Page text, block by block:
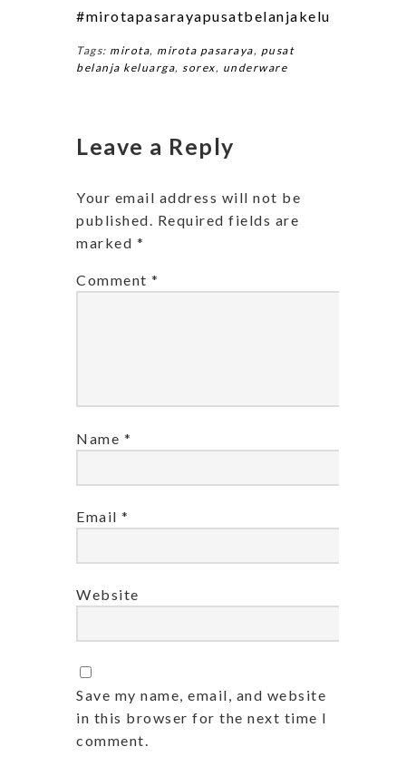
#mirotapasarayapusatbelanjakeluarga
Tags: mirota, mirota pasaraya, pusat
belanja keluarga, sorex, underware
Leave a Reply
Your email address will not be
published. Required fields are
marked *
Comment *
Name *
Email *
Website
Save my name, email, and website
in this browser for the next time I
comment.